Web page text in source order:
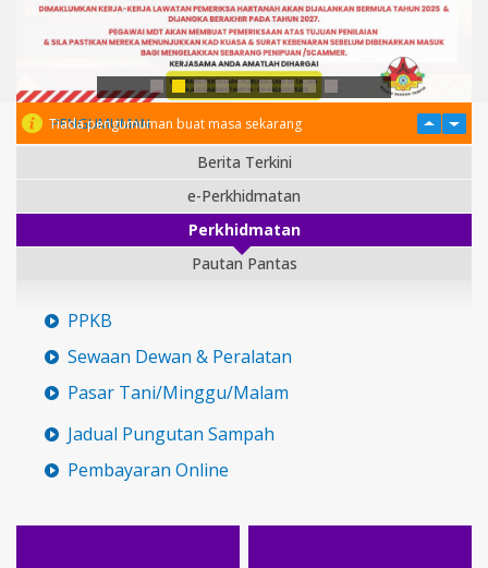
PENGUMUMAN
Tiada pengumuman buat masa sekarang
Berita Terkini
e-Perkhidmatan
Perkhidmatan
Pautan Pantas
PPKB
Sewaan Dewan & Peralatan
Pasar Tani/Minggu/Malam
Jadual Pungutan Sampah
Pembayaran Online